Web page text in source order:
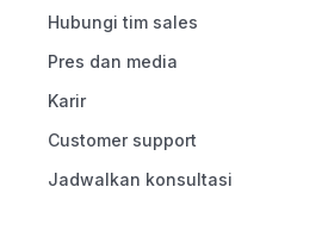
Hubungi tim sales
Pres dan media
Karir
Customer support
Jadwalkan konsultasi